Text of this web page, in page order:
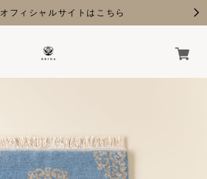
オフィシャルサイトはこちら